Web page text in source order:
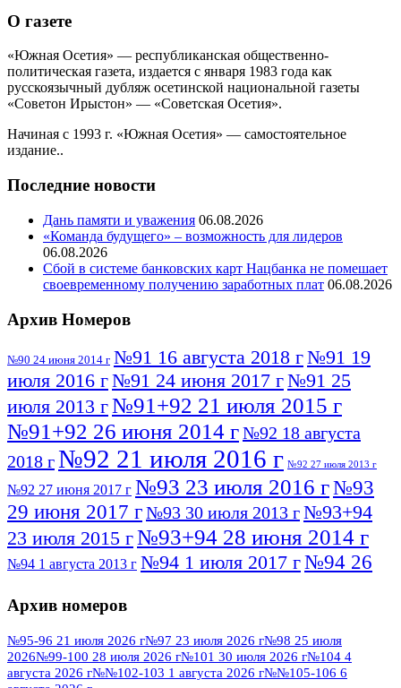
О газете
«Южная Осетия» — республиканская общественно-
политическая газета, издается с января 1983 года как
русскоязычный дубляж осетинской национальной газеты
«Советон Ирыстон» — «Советская Осетия».
Начиная с 1993 г. «Южная Осетия» — самостоятельное
издание..
Последние новости
Дань памяти и уважения 06.08.2026
«Команда будущего» – возможность для лидеров
06.08.2026
Сбой в системе банковских карт Нацбанка не помешает
своевременному получению заработных плат 06.08.2026
Архив Номеров
№90 24 июня 2014 г №91 16 августа 2018 г№91 19
июля 2016 г№91 24 июня 2017 г№91 25
июля 2013 г№91+92 21 июля 2015 г
№91+92 26 июня 2014 г№92 18 августа
2018 г№92 21 июля 2016 г №92 27 июля 2013 г
№92 27 июня 2017 г №93 23 июля 2016 г№93
29 июня 2017 г№93 30 июля 2013 г№93+94
23 июля 2015 г№93+94 28 июня 2014 г
№94 1 августа 2013 г №94 1 июля 2017 г№94 26
№95 7 августа 2012 г
№95 28 июля 2016 г№95+96 3 августа
2013 г№96 6 июля 2017 г№96 9 августа
Архив номеров
№95-96 21 июля 2026 г№97 23 июля 2026 г№98 25 июля
2026№99-100 28 июля 2026 г№101 30 июля 2026 г№104 4
августа 2026 г№№102-103 1 августа 2026 г№№105-106 6